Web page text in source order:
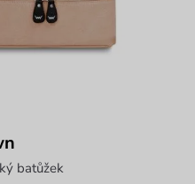
batůžek